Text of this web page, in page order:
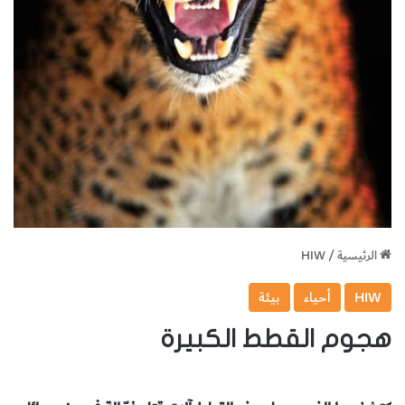
الرئيسية/
HIW
HIW أحياء بيئة
هجوم القطط الكبيرة